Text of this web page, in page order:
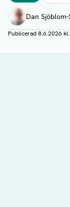
Författare
Dan
Visa profil
Publicerad8.6.2026